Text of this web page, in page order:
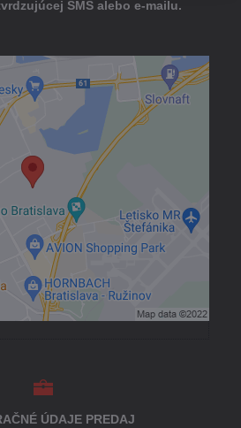
SMS alebo e-mailu.
je blokovaný Voľbami
súkromia
externý obsah?
tentokrát
- súhlas s druhom
Funkčné
v novom okne
ÚDAJE PREDAJ